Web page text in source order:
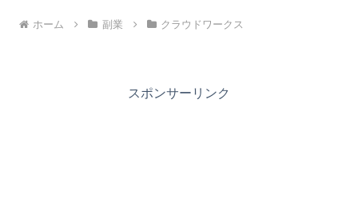
ホーム 副業 クラウドワークス
スポンサーリンク